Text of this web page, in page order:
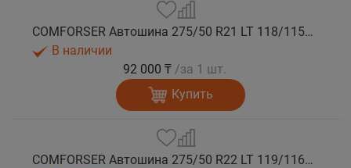
COMFORSER Автошина 275/50 R21 LT 118/115S CF1100 RWL 10PR лето
В наличии
92 000 ₸ /за 1 шт.
Купить
COMFORSER Автошина 275/50 R22 LT 119/116S CF1100 RWL 10PR лето